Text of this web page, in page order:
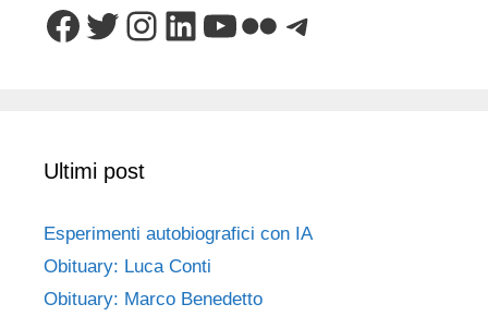
Facebook
Twitter
Instagram
LinkedIn
YouTube
FlickrTelegram
Ultimi post
Esperimenti autobiografici con IA
Obituary: Luca Conti
Obituary: Marco Benedetto